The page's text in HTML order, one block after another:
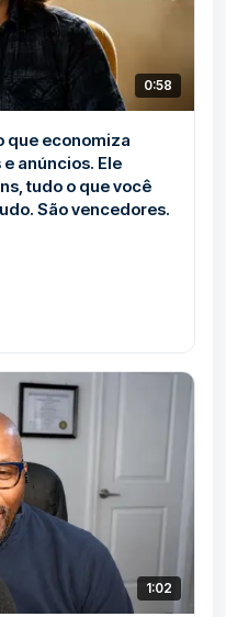
0:58
que economiza
anúncios. Ele
tudo o que você
São vencedores.
1:02